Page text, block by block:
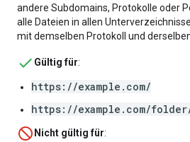
andere Subdomains, Protokolle oder
alle Dateien in allen
mit demselben Protokoll und
Gültig für:
https://example.com/
https://example.com/
Nicht gültig für: